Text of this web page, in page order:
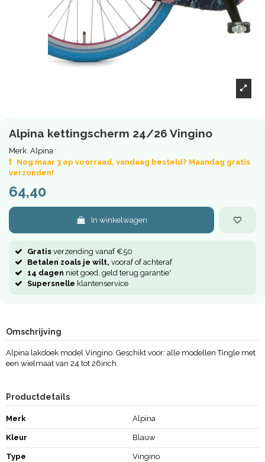
Alpina kettingscherm 24/26 Vingino
Merk: Alpina
Nog maar 3 op voorraad, vandaag besteld? Maandag gratis
verzonden!
64,40
In winkelwagen
Gratis verzending vanaf €50
Betalen zoals je wilt, vooraf of achteraf
14 dagen niet goed, geld terug garantie*
Supersnelle klantenservice
Omschrijving
Alpina lakdoek model Vingino. Geschikt voor: alle modellen Tingle met
een wielmaat van 24 tot 26inch.
Productdetails
Merk Alpina
Kleur Blauw
Type Vingino